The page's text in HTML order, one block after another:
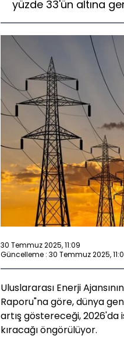
yüzde 33'ün altına
30 Temmuz 2025, 11:09
Güncelleme : 30 Temmuz 2025,
Uluslararası Enerji
Raporu"na göre, dünya
artış göstereceği,
kıracağı öngörülüyor.